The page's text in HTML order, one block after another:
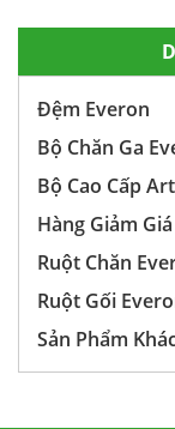
Đệm Everon
Bộ Chăn Ga
Bộ Cao Cấp
Hàng Giảm Giá
Ruột Chăn
Ruột Gối
Sản Phẩm